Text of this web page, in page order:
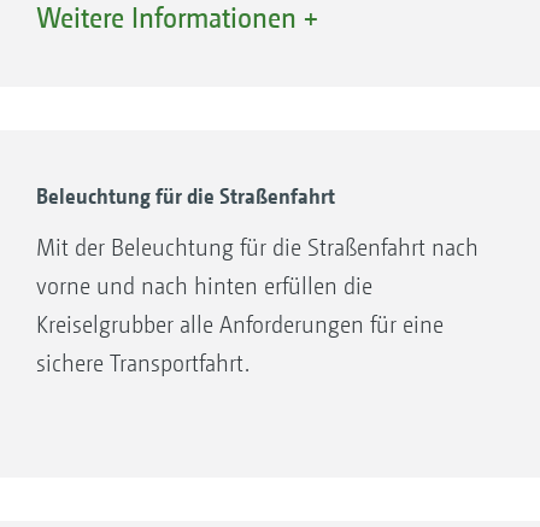
Ihre Vorteile:
Weitere Informationen +
Beleuchtung für die Straßenfahrt
Mit der Beleuchtung für die Straßenfahrt nach
vorne und nach hinten erfüllen die
Kreiselgrubber alle Anforderungen für eine
sichere Transportfahrt.